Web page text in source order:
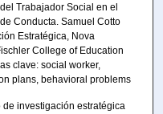
Trabajador Social en el
Conducta. Samuel Cotto
Estratégica, Nova
College of Education
clave: social worker,
plans, behavioral problems
investigación estratégica